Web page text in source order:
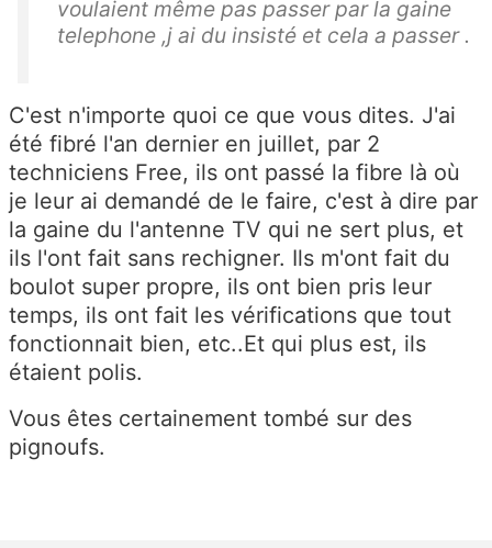
voulaient même pas passer par la gaine
telephone ,j ai du insisté et cela a passer .
C'est n'importe quoi ce que vous dites. J'ai
été fibré l'an dernier en juillet, par 2
techniciens Free, ils ont passé la fibre là où
je leur ai demandé de le faire, c'est à dire par
la gaine du l'antenne TV qui ne sert plus, et
ils l'ont fait sans rechigner. Ils m'ont fait du
boulot super propre, ils ont bien pris leur
temps, ils ont fait les vérifications que tout
fonctionnait bien, etc..Et qui plus est, ils
étaient polis.
Vous êtes certainement tombé sur des
pignoufs.